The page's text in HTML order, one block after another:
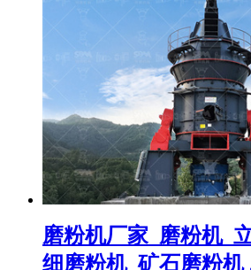
磨粉机厂家_磨粉机_
细磨粉机_矿石磨粉机